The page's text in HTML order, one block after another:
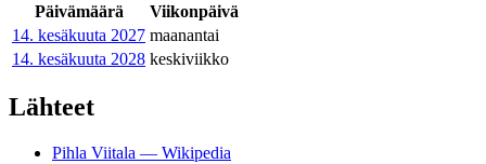
Päivämäärä
Viikonpäivä
14. kesäkuuta 2027 maanantai
14. kesäkuuta 2028 keskiviikko
Lähteet
Pihla Viitala — Wikipedia